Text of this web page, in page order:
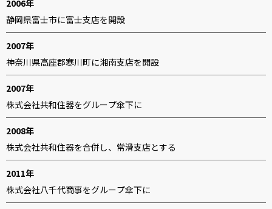
2006年
静岡県富士市に富士支店を開設
2007年
神奈川県高座郡寒川町に湘南支店を開設
2007年
株式会社共和住器をグループ傘下に
2008年
株式会社共和住器を合併し、常滑支店とする
2011年
株式会社八千代商事をグループ傘下に